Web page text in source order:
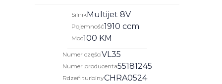
SilnikMultijet 8V
Pojemność1910 ccm
Moc100 KM
Numer częściVL35
Numer producenta55181245
Rdzeń turbinyCHRA0524